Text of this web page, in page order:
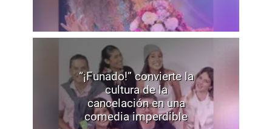
“¡Funado!” convierte la
cultura de la
cancelación en una
comedia imperdible